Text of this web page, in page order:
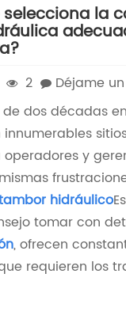
la
2
Déjame
dos décadas
innumerables
y
hidráulico
tomar con
, ofrecen
requieren los